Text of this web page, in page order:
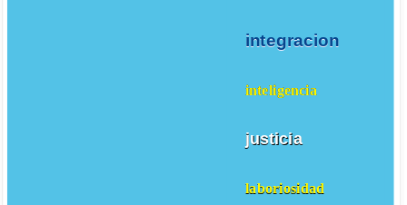
integracion
inteligencia
justicia
laboriosidad